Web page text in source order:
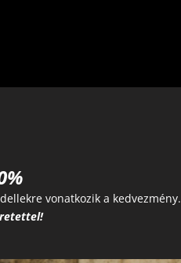
vonatkozik a kedvezmény.